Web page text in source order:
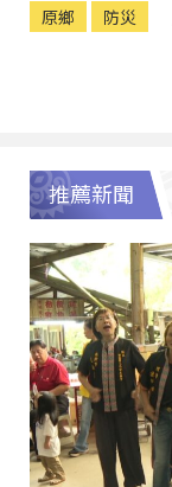
原鄉 防災
推薦新聞